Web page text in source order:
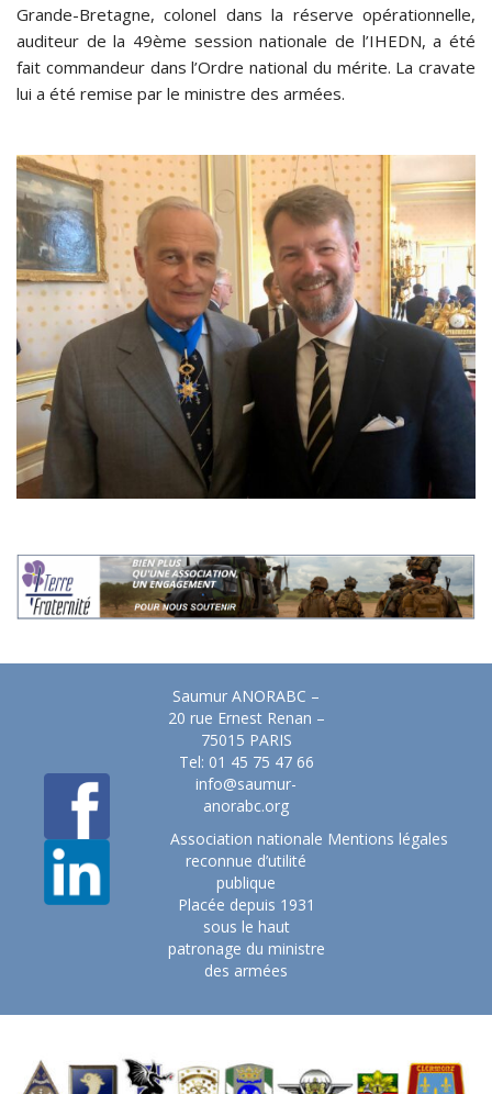
Grande-Bretagne, colonel dans la réserve opérationnelle,
auditeur de la 49ème session nationale de l’IHEDN, a été
fait commandeur dans l’Ordre national du mérite. La cravate
lui a été remise par le ministre des armées.
Saumur ANORABC –
20 rue Ernest Renan –
75015 PARIS
Tel: 01 45 75 47 66
info@saumur-
anorabc.org
Association nationale
reconnue d’utilité
publique
Placée depuis 1931
sous le haut
patronage du ministre
des armées
Mentions légales